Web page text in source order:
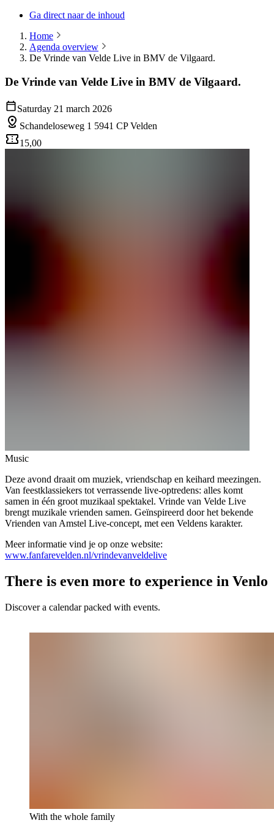
Ga direct naar de inhoud
Home
Agenda overview
De Vrinde van Velde Live in BMV de Vilgaard.
De Vrinde van Velde Live in BMV de Vilgaard.
Saturday 21 march 2026
Schandeloseweg 1 5941 CP Velden
15,00
Music
Deze avond draait om muziek, vriendschap en keihard meezingen.
Van feestklassiekers tot verrassende live-optredens: alles komt
samen in één groot muzikaal spektakel. Vrinde van Velde Live
brengt muzikale vrienden samen. Geïnspireerd door het bekende
Vrienden van Amstel Live-concept, met een Veldens karakter.
Meer informatie vind je op onze website:
www.fanfarevelden.nl/vrindevanveldelive
There is even more to experience in Venlo
Discover a calendar packed with events.
With the whole family